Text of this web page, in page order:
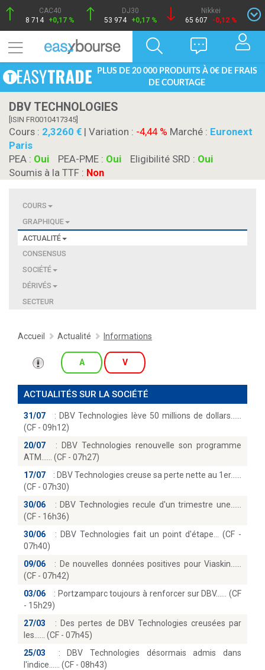
CAC40
8 714 +0,17 %
DJ30
53 974 +0,17 %
Nikkei
65 607
-0,12 %
PLUS DE 20 000 PRODUITS À 0€ DE FRAIS
DE COURTAGE
DBV TECHNOLOGIES
[ISIN FR0010417345]
Cours : 2,3260 | Variation : -4,44 % Marché : Euronext
Paris
PEA : Oui PEA-PME : Oui Eligibilité SRD : Oui
Soumis à la TTF : Non
COURS
GRAPHIQUE
ACTUALITÉ
CONSENSUS
SOCIÉTÉ
DÉRIVÉS
SECTEUR
Accueil Actualité Informations
A V
ACTUALITÉS SUR LA SOCIÉTÉ
31/07 : DBV Technologies lève 50 millions de dollars...
(CF - 09h12)
20/07
:
DBV Technologies renouvelle son programme
ATM...… (CF - 07h27)
17/07
: DBV Technologies creuse sa perte nette au 1er...
(CF - 07h30)
30/06
: DBV Technologies recule d'un trimestre une...
(CF - 16h36)
30/06
: DBV Technologies fait un point d'étape… (CF -
07h40)
09/06
: De nouvelles données positives pour Viaskin...
(CF - 07h42)
03/06
: Portzamparc toujours à renforcer sur DBV...… (CF
- 15h29)
27/03
: Des pertes de DBV Technologies creusées par
les...… (CF - 07h45)
25/03
:
DBV Technologies désormais admis dans
l'indice...… (CF - 08h43)